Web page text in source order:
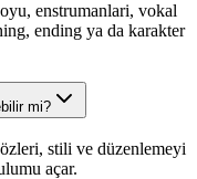
enstrumanlari, vokal
ending ya da karakter
mi?
stili ve düzenlemeyi
açar.